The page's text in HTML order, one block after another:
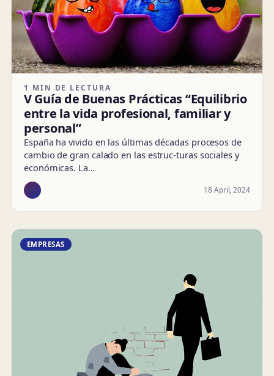
1 MIN DE LECTURA
V Guía de Buenas Prácticas “Equilibrio
entre la vida profesional, familiar y
personal”
España ha vivido en las últimas décadas procesos de
cambio de gran calado en las estruc-turas sociales y
económicas. La…
18 April, 2024
EMPRESAS